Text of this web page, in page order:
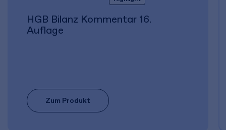
HGB Bilanz Kommentar 16.
Auflage
Zum Produkt